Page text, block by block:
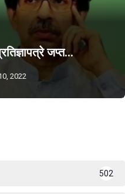
जप्त…
2022
502